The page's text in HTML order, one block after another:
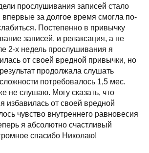
прослушивания записей стало
за долгое время смогла по-
Постепенно в привычку
записей, и релаксация, а не
2-х недель прослушивания я
от своей вредной привычки, но
продолжала слушать
потребовалось 1,5 мес.
не слушаю. Могу сказать, что
избавилась от своей вредной
чувство внутреннего равновесия
я абсолютно счастливый
спасибо Николаю!